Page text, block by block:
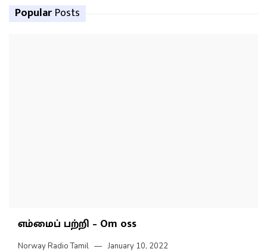
Popular Posts
எம்மைப் பற்றி – Om oss
Norway Radio Tamil January 10, 2022